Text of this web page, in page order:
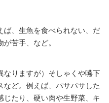
ば、生魚を食べられない、だ
苦手、など。
なりますが）そしゃくや嚥下
など。例えば、パサパサした
じたり、硬い肉や生野菜、キ